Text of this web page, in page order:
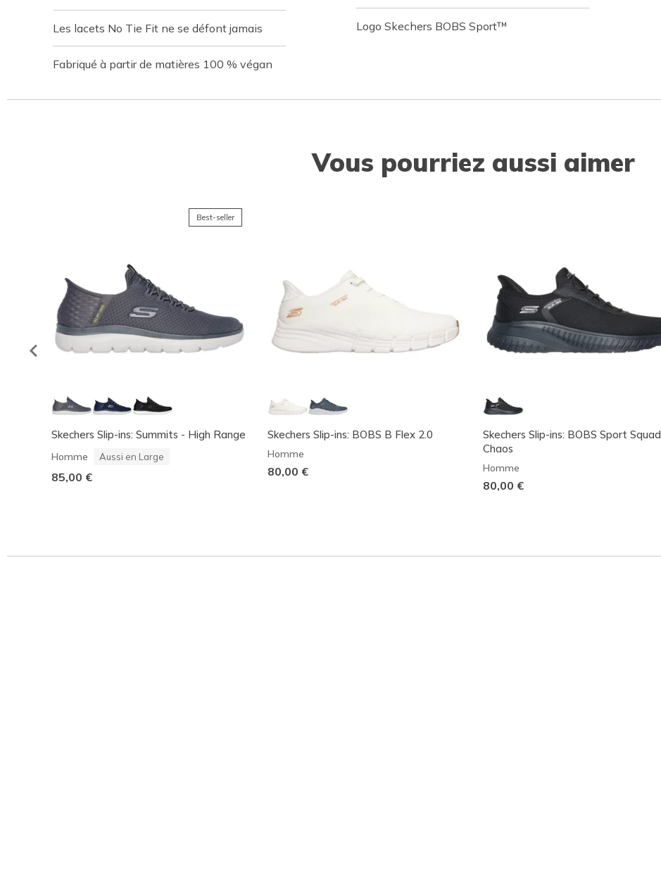
Les lacets No Tie Fit ne se défont jamais
Fabriqué à partir de matières 100 % végan
Logo Skechers BOBS Sport™
Vous pourriez aussi aimer
Best-seller
Skechers Slip-ins: Summits - High Range
Homme Aussi en Large
85,00 €
Skechers Slip-ins: BOBS B Flex 2.0
Homme
80,00 €
Skechers Slip-ins: BOBS Sport Squad
Chaos
Homme
80,00 €